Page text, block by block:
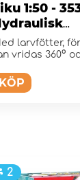
1:50 -
larvfötter,
vridas 360°
KÖP
2